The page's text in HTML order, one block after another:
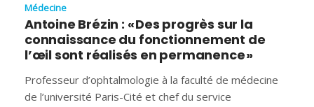
Médecine
Antoine Brézin : « Des progrès sur la
connaissance du fonctionnement de
l’œil sont réalisés en permanence »
Professeur d’ophtalmologie à la faculté de médecine
de l’université Paris-Cité et chef du service